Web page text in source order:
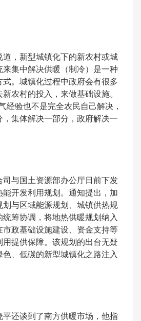
道，新型城镇化下的新农村或城
集中解决供暖（制冷）是一种
式。城镇化过程中政府会有很多
农村的投入，来做基础设施。
经验也不是完全农民自己解决，
集体解决一部分，政府解决一
司与国土资源部办公厅日前下发
开发利用规划。通知提出，加
划与区域能源规划、城镇供热规
筹协调，将地热供暖规划纳入
市政基础设施建设、资金支持等
提供保障。该规划的出台无疑
、低碳的新型城镇化之路注入
平还谈到了南方供暖市场，他指